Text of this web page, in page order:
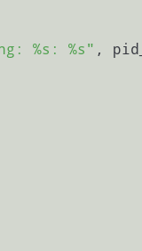
%s: %s" ,